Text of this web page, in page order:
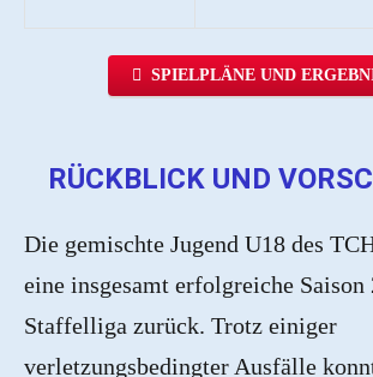
SPIELPLÄNE UND
RÜCKBLICK UND
Die gemischte Jugend U18 des
eine insgesamt erfolgreiche Saison
Staffelliga zurück. Trotz einiger
verletzungsbedingter Ausfälle